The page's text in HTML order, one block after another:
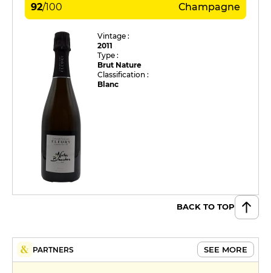
92/100 Champagne
Vintage :
2011
Type :
Brut Nature
Classification :
Blanc
BACK TO TOP
PARTNERS SEE MORE